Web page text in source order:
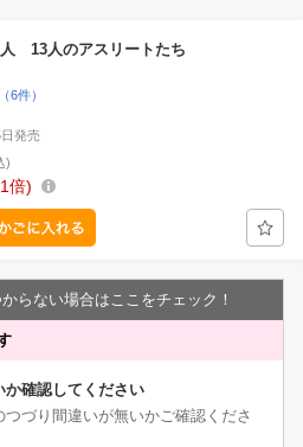
13人のアスリートたち
（6件）
発売
)
1倍
らない場合はここをチェック！
か確認してください
づり間違いが無いかご確認くださ